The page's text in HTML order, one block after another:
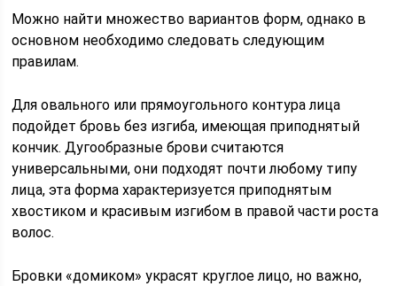
Можно найти множество вариантов форм, однако в
основном необходимо следовать следующим
правилам.
Для овального или прямоугольного контура лица
подойдет бровь без изгиба, имеющая приподнятый
кончик. Дугообразные брови считаются
универсальными, они подходят почти любому типу
лица, эта форма характеризуется приподнятым
хвостиком и красивым изгибом в правой части роста
волос.
Бровки «домиком» украсят круглое лицо, но важно,